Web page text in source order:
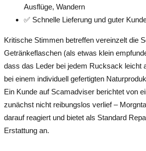
Ausflüge, Wandern
✅ Schnelle Lieferung und guter
Kritische Stimmen betreffen vereinzelt die
Getränkeflaschen (als etwas klein
dass das Leder bei jedem Rucksack leicht
bei einem individuell gefertigten
Ein Kunde auf Scamadviser berichtet von
zunächst nicht reibungslos verlief –
darauf reagiert und bietet als Standard
Erstattung an.